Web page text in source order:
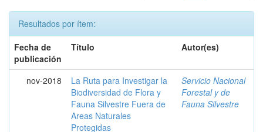
Resultados por ítem:
Fecha de
publicación
Título Autor(es)
nov-2018
La Ruta para Investigar la
Biodiversidad de Flora y
Fauna Silvestre Fuera de
Areas Naturales
Protegidas
Servicio Nacional
Forestal y de
Fauna Silvestre